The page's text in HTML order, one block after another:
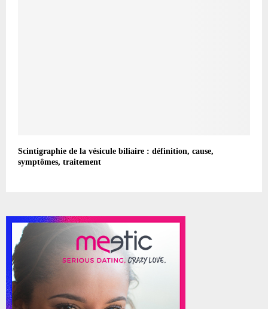
Scintigraphie de la vésicule biliaire : définition, cause,
symptômes, traitement